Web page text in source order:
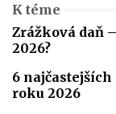
K téme
Zrážková daň
2026?
6
roku 2026